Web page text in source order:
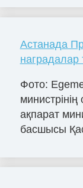
Астанада
Фото:
ақпарат
басшысы